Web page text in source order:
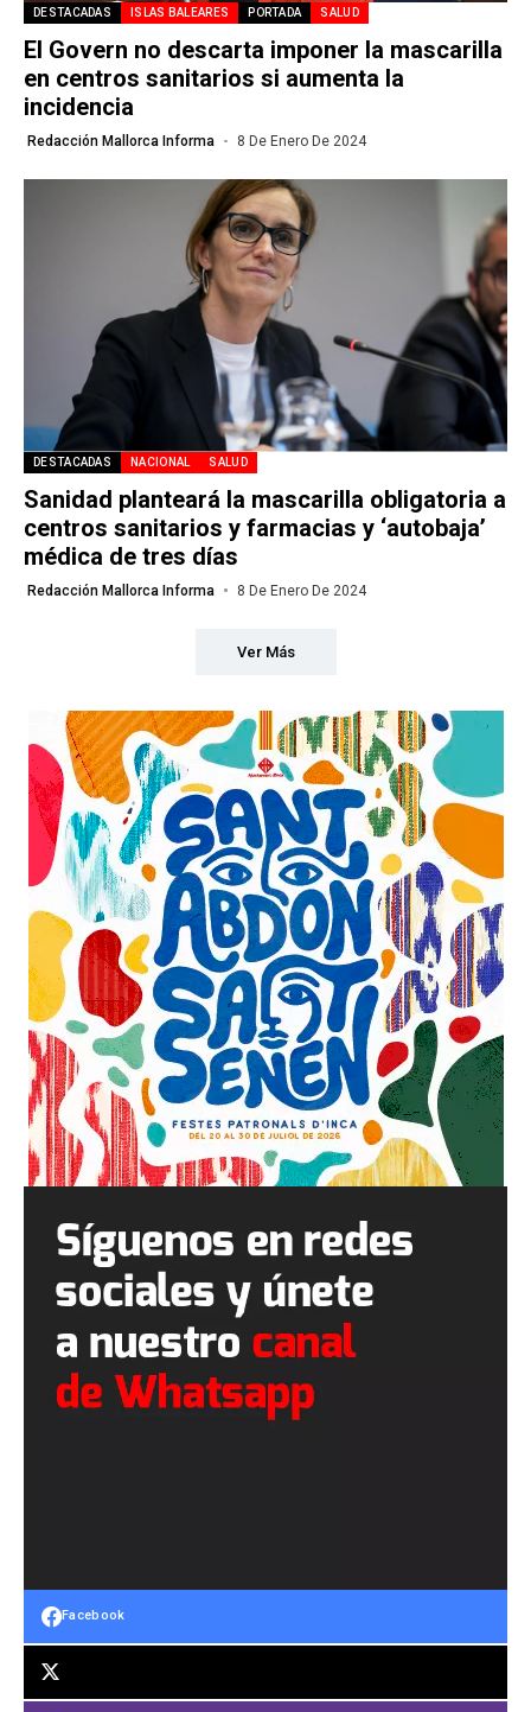
DESTACADAS ISLAS BALEARES PORTADA SALUD
El Govern no descarta imponer la mascarilla
en centros sanitarios si aumenta la
incidencia
Redacción Mallorca Informa 8 De Enero De 2024
DESTACADAS NACIONAL SALUD
Sanidad planteará la mascarilla obligatoria a
centros sanitarios y farmacias y ‘autobaja’
médica de tres días
Redacción Mallorca Informa 8 De Enero De 2024
Ver Más
Facebook